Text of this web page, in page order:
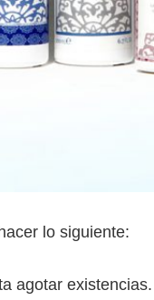
lo siguiente:
agotar existencias.